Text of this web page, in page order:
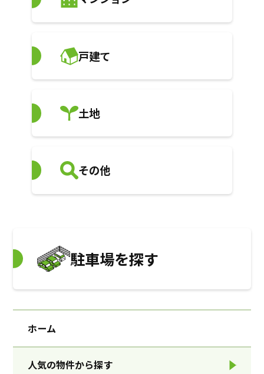
戸建て
土地
その他
駐車場を探す
ホーム
人気の物件から探す